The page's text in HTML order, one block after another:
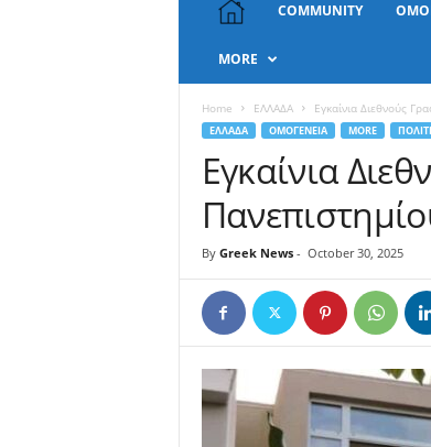
k
COMMUNITY
MORE
Home ΕΛΛΑΔΑ Εγκαίνια Διεθνούς
ΕΛΛΑΔΑ ΟΜΟΓΕΝΕΙΑ MORE
Εγκαίνια
By Greek News- October 30, 2025